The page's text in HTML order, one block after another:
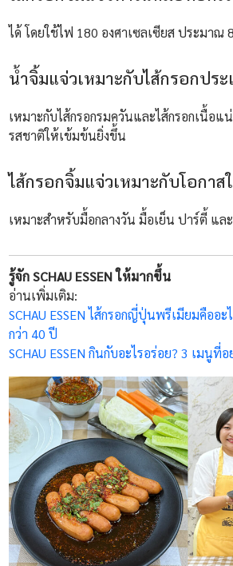
ได้ โดยใช้ไฟ 180 องศาเซลเซียส ประมาณ
น้ำจิ้มแจ่วเหมาะกับไส้กรอกประ
เหมาะกับไส้กรอกรมควันและไส้กรอกเนื้อแ
รสชาติให้เข้มข้นยิ่งขึ้น
ไส้กรอกจิ้มแจ่วเหมาะกับโอกาส
เหมาะสำหรับมื้อกลางวัน มื้อเย็น ปาร์ตี้ แล
รู้จัก SCHAU ESSEN ให้มากขึ้น
อ่านเพิ่มเติม:
SCHAU ESSEN ไส้กรอกญี่ปุ่นพรีเมียมคืออ
กว่า 40 ปี
SCHAU ESSEN กินกับอะไรอร่อย? 3 เมนูที่